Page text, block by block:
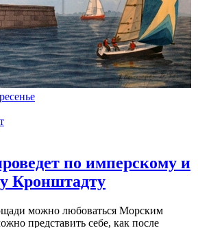
по имперскому и
Кронштадту
можно любоваться Морским
представить себе, как после